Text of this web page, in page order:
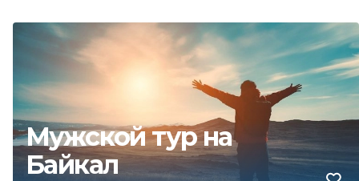
Мужской тур на
Байкал